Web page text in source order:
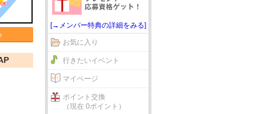
[→メンバー特典の詳細をみる]
お気に入り
行きたいイベント
マイページ
ポイント交換
（現在 0ポイント）